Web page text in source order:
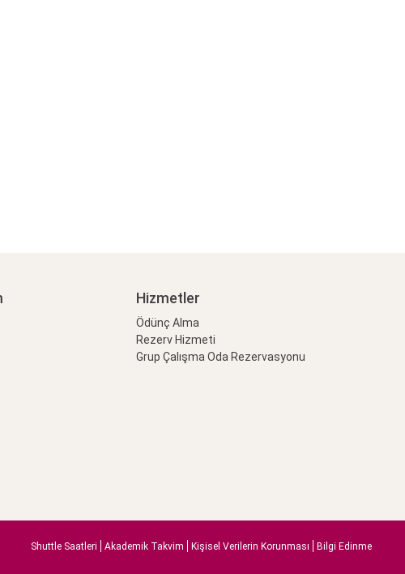
Hizmetler
Ödünç Alma
Rezerv Hizmeti
Grup Çalışma Oda Rezervasyonu
Shuttle Saatleri Akademik Takvim Kişisel Verilerin Korunması Bilgi Edinme